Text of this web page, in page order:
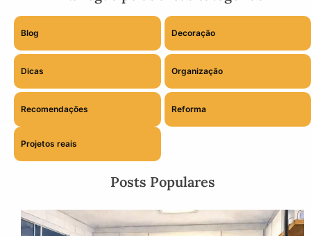
Blog Decoração
Dicas Organização
Recomendações Reforma
Projetos reais
Posts Populares